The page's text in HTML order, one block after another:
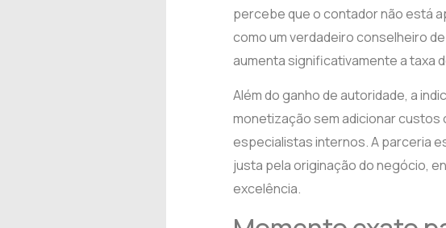
percebe que o contador não está
como um verdadeiro conselheiro
aumenta significativamente a taxa
Além do ganho de autoridade, a
monetização sem adicionar
especialistas internos. A parceria
justa pela originação do negócio,
excelência.